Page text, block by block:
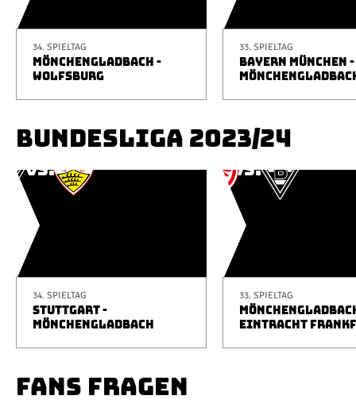
34. SPIELTAG
MÖNCHENGLADBACH -
WOLFSBURG
33. SPIELTAG
BAYERN MÜNCHEN -
BUNDESLIGA 2023/24
34. SPIELTAG
STUTTGART -
MÖNCHENGLADBACH
33. SPIELTAG
EINTRACHT
FANS FRAGEN